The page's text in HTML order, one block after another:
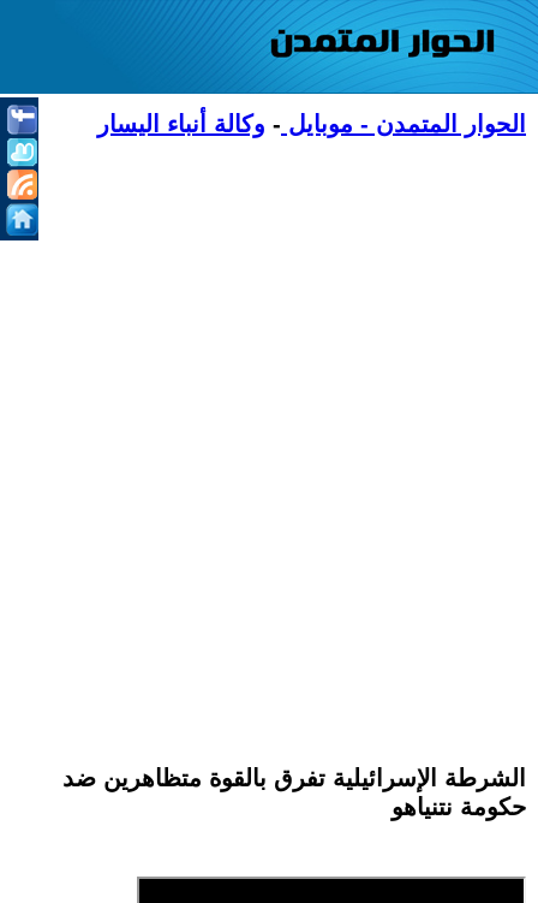
الحوار المتمدن - موبايل - وكالة أنباء اليسار
الشرطة الإسرائيلية تفرق بالقوة متظاهرين ضد
حكومة نتنياهو